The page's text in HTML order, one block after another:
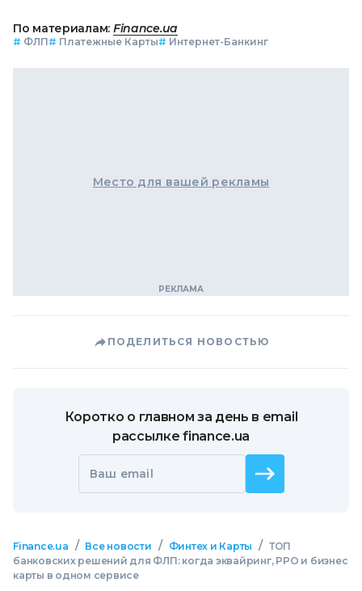
По материалам: Finance.ua
# ФЛП# Платежные Карты# Интернет-Банкинг
Место для вашей рекламы
ПОДЕЛИТЬСЯ НОВОСТЬЮ
Коротко о главном за день в email
рассылке finance.ua
Ваш email
Finance.ua / Все новости / Финтех и Карты / ТОП
банковских решений для ФЛП: когда эквайринг, РРО и бизнес
карты в одном сервисе